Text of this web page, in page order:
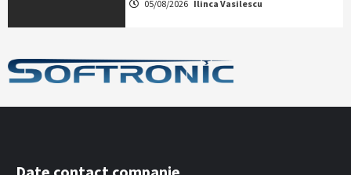
05/08/2026 Ilinca Vasilescu